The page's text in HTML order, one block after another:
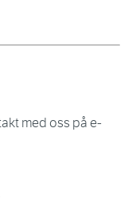
med oss på e-